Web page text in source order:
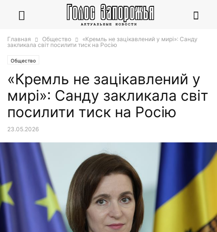
Главная Общество
«Кремль не зацікавлений у мирі»: Санду
закликала світ посилити тиск на Росію
Общество
«Кремль не зацікавлений у
мирі»: Санду закликала світ
посилити тиск на Росію
23.05.2026